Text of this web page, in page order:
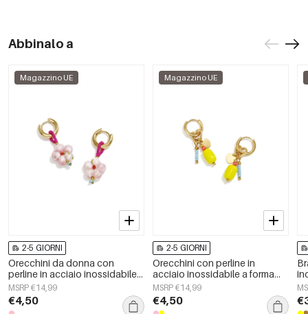
Abbinalo a
Magazzino UE
2-5 GIORNI
Orecchini da donna con
perline in acciaio inossidabile,
a forma di fiore, semplici e
graziosi, della serie Cute.
MSRP €14,99
€4,50
Magazzino UE
2-5 GIORNI
Orecchini con perline in
acciaio inossidabile a forma
ellittica, graziosi e semplici,
della serie Daily Simple, gioielli
da donna.
MSRP €14,99
€4,50